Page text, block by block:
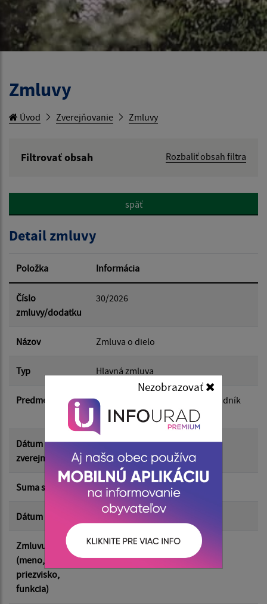
Nezobrazovať
Zmluvy
Úvod Zverejňovanie Zmluvy
Filtrovať obsah
Rozbaliť obsah filtra
Hľadať v:
Dátum od:
Dátum do:
Suma od:
Typ:
späť
Detail zmluvy
Položka Informácia
Číslo
zmluvy/dodatku
30/2026
Názov Zmluva o dielo
Typ Hlavná zmluva
Predmet
zhotovenie diela k zákazke: Chodník
ku kaštieľu v obci Šemša
Dátum
zverejnenia
03.06.2026
Suma s DPH* 123 613.92 €
Dátum uzavretia 20.04.2026
Zmluvu uzavrel
(meno,
priezvisko,
funkcia)
Martin Kövér - starosta obce